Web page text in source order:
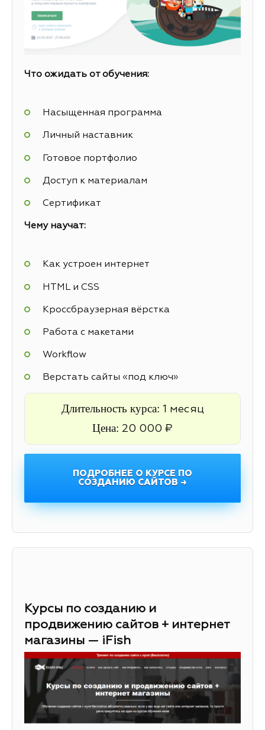
Что ожидать от обучения:
Насыщенная программа
Личный наставник
Готовое портфолио
Доступ к материалам
Сертификат
Чему научат:
Как устроен интернет
HTML и CSS
Кроссбраузерная вёрстка
Работа с макетами
Workflow
Верстать сайты «под ключ»
Длительность курса: 1 месяц
Цена: 20 000 ₽
ПОДРОБНЕЕ О КУРСЕ ПО
СОЗДАНИЮ САЙТОВ →
Курсы по созданию и
продвижению сайтов + интернет
магазины — iFish